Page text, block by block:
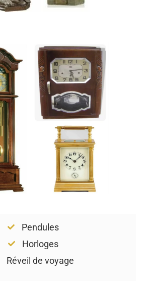
Pendules
Horloges
Réveil de voyage